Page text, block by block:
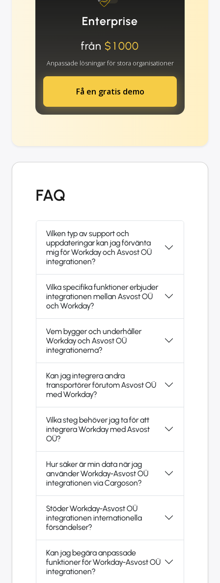
Enterprise
från $1000
Anpassade lösningar för stora organisationer
Få en gratis demo
FAQ
Vilken typ av support och
uppdateringar kan jag förvänta
mig för Workday och Asvost OÜ
integrationen?
Vilka specifika funktioner erbjuder
integrationen mellan Asvost OÜ
och Workday?
Vem bygger och underhåller
Workday och Asvost OÜ
integrationerna?
Kan jag integrera andra
transportörer förutom Asvost OÜ
med Workday?
Vilka steg behöver jag ta för att
integrera Workday med Asvost
OÜ?
Hur säker är min data när jag
använder Workday-Asvost OÜ
integrationen via Cargoson?
Stöder Workday-Asvost OÜ
integrationen internationella
försändelser?
Kan jag begära anpassade
funktioner för Workday-Asvost OÜ
integrationen?